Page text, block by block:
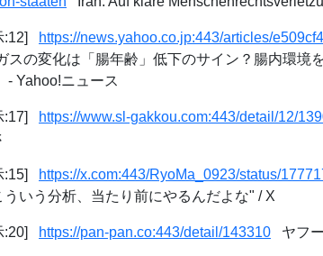
:12]
https://news.yahoo.co.jp:443/articles/
スの変化は「腸年齢」低下のサイン？腸内環境
- Yahoo!ニュース
:17] https://www.sl-gakkou.com:443/detail/12/
:15] https://x.com:443/RyoMa_0923/status/
ういう分析、当たり前にやるんだよな" / X
:20] https://pan-pan.co:443/detail/143310 ヤフ